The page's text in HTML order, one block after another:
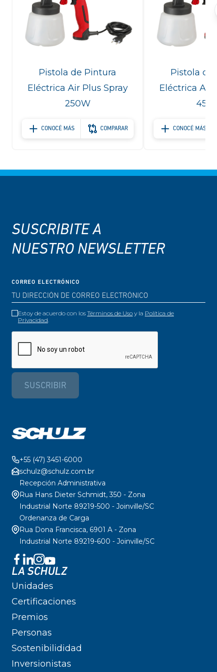
Pistola de Pintura
Eléctrica Air Plus Spray
250W
CONOCÉ MÁS COMPARAR
Pistola de
Eléctrica Air
CONOCÉ MÁS
SUSCRIBITE A
NUESTRO NEWSLETTER
CORREO ELECTRÓNICO
Estoy de acuerdo con los Términos de Uso y la Política de
Privacidad.
SUSCRIBIR
+55 (47) 3451-6000
schulz@schulz.com.br
Recepción Administrativa
Rua Hans Dieter Schmidt, 350 - Zona
Industrial Norte 89219-500 - Joinville/SC
Ordenanza de Carga
Rua Dona Francisca, 6901 A - Zona
Industrial Norte 89219-600 - Joinville/SC
LA SCHULZ
Unidades
Certificaciones
Premios
Personas
Sostenibilididad
Inversionistas